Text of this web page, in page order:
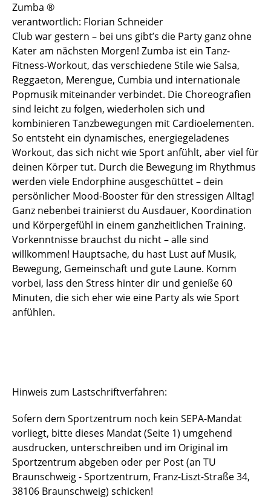
Buchungs- und Teilnahmebedingungen
Nutzungsordnungen
Differenzierung der Sportangebote
Feedback Sportangebot
Verletzt im HSP - und nun?
Versicherungen im Sport & Studium
Zumba ®
verantwortlich: Florian Schneider
Club war gestern – bei uns gibt’s die Party ganz ohne
Kater am nächsten Morgen! Zumba ist ein Tanz-
Fitness-Workout, das verschiedene Stile wie Salsa,
Reggaeton, Merengue, Cumbia und internationale
Popmusik miteinander verbindet. Die Choreografien
sind leicht zu folgen, wiederholen sich und
kombinieren Tanzbewegungen mit Cardioelementen.
So entsteht ein dynamisches, energiegeladenes
Workout, das sich nicht wie Sport anfühlt, aber viel für
deinen Körper tut. Durch die Bewegung im Rhythmus
werden viele Endorphine ausgeschüttet – dein
persönlicher Mood-Booster für den stressigen Alltag!
Ganz nebenbei trainierst du Ausdauer, Koordination
und Körpergefühl in einem ganzheitlichen Training.
Vorkenntnisse brauchst du nicht – alle sind
willkommen! Hauptsache, du hast Lust auf Musik,
Bewegung, Gemeinschaft und gute Laune. Komm
vorbei, lass den Stress hinter dir und genieße 60
Minuten, die sich eher wie eine Party als wie Sport
anfühlen.
Hinweis zum Lastschriftverfahren:
Sofern dem Sportzentrum noch kein SEPA-Mandat
vorliegt, bitte dieses Mandat (Seite 1) umgehend
ausdrucken, unterschreiben und im Original im
Sportzentrum abgeben oder per Post (an TU
Braunschweig - Sportzentrum, Franz-Liszt-Straße 34,
38106 Braunschweig) schicken!